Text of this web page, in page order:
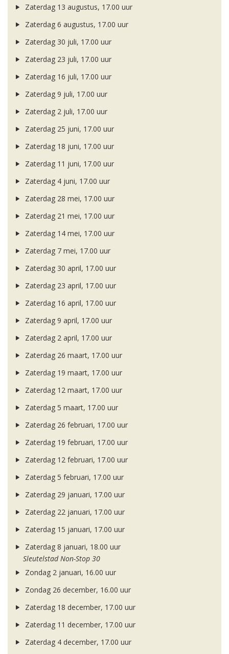
Zaterdag 13 augustus, 17.00 uur
Zaterdag 6 augustus, 17.00 uur
Zaterdag 30 juli, 17.00 uur
Zaterdag 23 juli, 17.00 uur
Zaterdag 16 juli, 17.00 uur
Zaterdag 9 juli, 17.00 uur
Zaterdag 2 juli, 17.00 uur
Zaterdag 25 juni, 17.00 uur
Zaterdag 18 juni, 17.00 uur
Zaterdag 11 juni, 17.00 uur
Zaterdag 4 juni, 17.00 uur
Zaterdag 28 mei, 17.00 uur
Zaterdag 21 mei, 17.00 uur
Zaterdag 14 mei, 17.00 uur
Zaterdag 7 mei, 17.00 uur
Zaterdag 30 april, 17.00 uur
Zaterdag 23 april, 17.00 uur
Zaterdag 16 april, 17.00 uur
Zaterdag 9 april, 17.00 uur
Zaterdag 2 april, 17.00 uur
Zaterdag 26 maart, 17.00 uur
Zaterdag 19 maart, 17.00 uur
Zaterdag 12 maart, 17.00 uur
Zaterdag 5 maart, 17.00 uur
Zaterdag 26 februari, 17.00 uur
Zaterdag 19 februari, 17.00 uur
Zaterdag 12 februari, 17.00 uur
Zaterdag 5 februari, 17.00 uur
Zaterdag 29 januari, 17.00 uur
Zaterdag 22 januari, 17.00 uur
Zaterdag 15 januari, 17.00 uur
Zaterdag 8 januari, 18.00 uur
Sleutelstad Non-Stop 30
Zondag 2 januari, 16.00 uur
Zondag 26 december, 16.00 uur
Zaterdag 18 december, 17.00 uur
Zaterdag 11 december, 17.00 uur
Zaterdag 4 december, 17.00 uur